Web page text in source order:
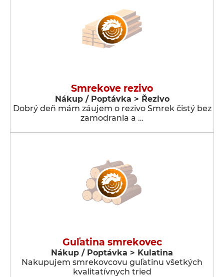
Smrekove rezivo
Nákup / Poptávka > Řezivo
Dobrý deň mám záujem o rezivo Smrek čistý bez
zamodrania a …
Guľatina smrekovec
Nákup / Poptávka > Kulatina
Nakupujem smrekovcovu guľatinu všetkých
kvalitatívnych tried